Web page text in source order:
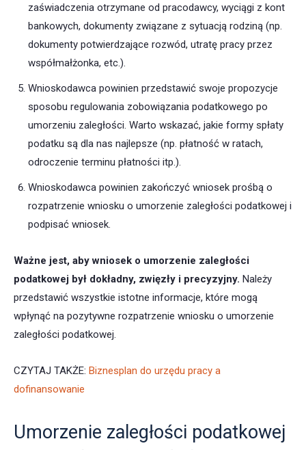
zaświadczenia otrzymane od pracodawcy, wyciągi z kont
bankowych, dokumenty związane z sytuacją rodziną (np.
dokumenty potwierdzające rozwód, utratę pracy przez
współmałżonka, etc.).
Wnioskodawca powinien przedstawić swoje propozycje
sposobu regulowania zobowiązania podatkowego po
umorzeniu zaległości. Warto wskazać, jakie formy spłaty
podatku są dla nas najlepsze (np. płatność w ratach,
odroczenie terminu płatności itp.).
Wnioskodawca powinien zakończyć wniosek prośbą o
rozpatrzenie wniosku o umorzenie zaległości podatkowej i
podpisać wniosek.
Ważne jest, aby wniosek o umorzenie zaległości
podatkowej był dokładny, zwięzły i precyzyjny. Należy
przedstawić wszystkie istotne informacje, które mogą
wpłynąć na pozytywne rozpatrzenie wniosku o umorzenie
zaległości podatkowej.
CZYTAJ TAKŻE: Biznesplan do urzędu pracy a
dofinansowanie
Umorzenie zaległości podatkowej